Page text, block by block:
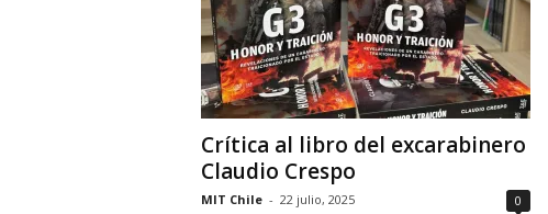
Crítica al libro del excarabinero
Claudio Crespo
MIT Chile - 22 julio, 2025 0